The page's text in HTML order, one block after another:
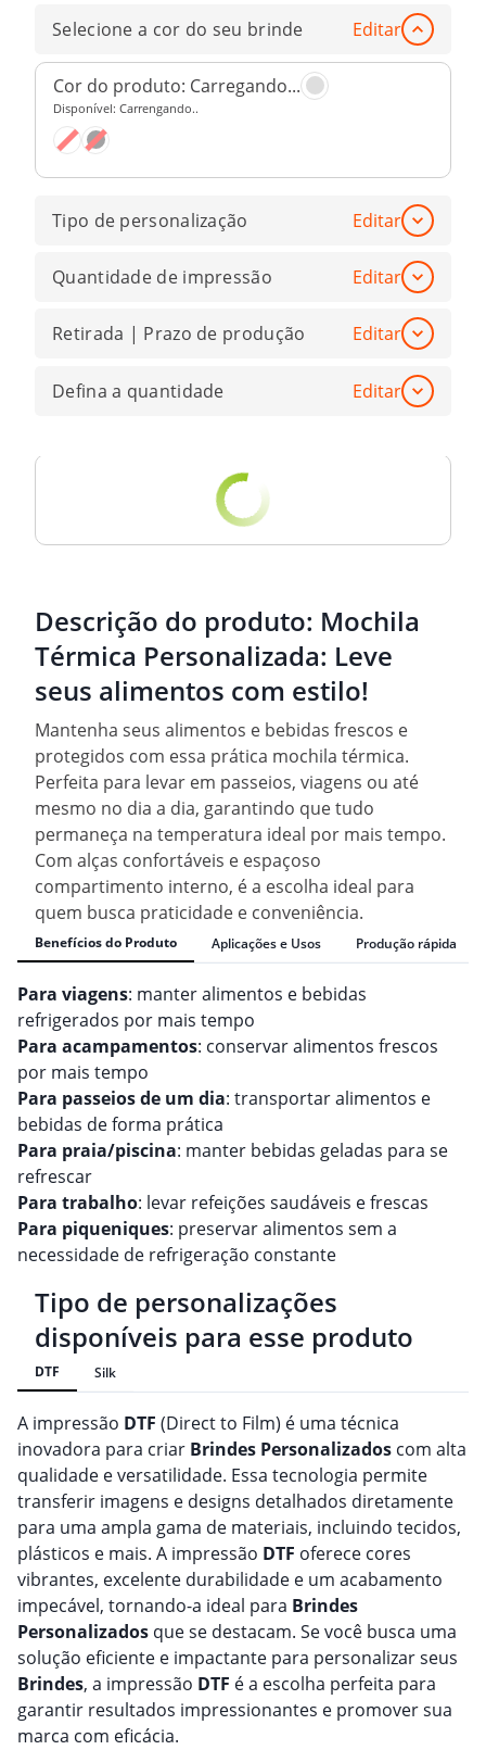
Selecione a cor do seu brinde Editar
Cor do produto: Carregando...
Disponível: Carrengando..
Tipo de personalização Editar
Quantidade de impressão Editar
Retirada | Prazo de produção Editar
Defina a quantidade Editar
Descrição do produto: Mochila
Térmica Personalizada: Leve
seus alimentos com estilo!
Mantenha seus alimentos e bebidas frescos e
protegidos com essa prática mochila térmica.
Perfeita para levar em passeios, viagens ou até
mesmo no dia a dia, garantindo que tudo
permaneça na temperatura ideal por mais tempo.
Com alças confortáveis e espaçoso
compartimento interno, é a escolha ideal para
quem busca praticidade e conveniência.
Benefícios do Produto Aplicações e Usos Produção rápida
Para viagens: manter alimentos e bebidas
refrigerados por mais tempo
Para acampamentos: conservar alimentos frescos
por mais tempo
Para passeios de um dia: transportar alimentos e
bebidas de forma prática
Para praia/piscina: manter bebidas geladas para se
refrescar
Para trabalho: levar refeições saudáveis e frescas
Para piqueniques: preservar alimentos sem a
necessidade de refrigeração constante
Tipo de personalizações
disponíveis para esse produto
DTF Silk
A impressão DTF (Direct to Film) é uma técnica
inovadora para criar Brindes Personalizados com alta
qualidade e versatilidade. Essa tecnologia permite
transferir imagens e designs detalhados diretamente
para uma ampla gama de materiais, incluindo tecidos,
plásticos e mais. A impressão DTF oferece cores
vibrantes, excelente durabilidade e um acabamento
impecável, tornando-a ideal para Brindes
Personalizados que se destacam. Se você busca uma
solução eficiente e impactante para personalizar seus
Brindes, a impressão DTF é a escolha perfeita para
garantir resultados impressionantes e promover sua
marca com eficácia.